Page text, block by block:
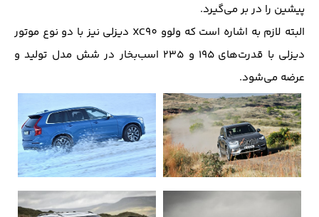
پیشین را در بر می‌گیرد.
البته لازم به اشاره است که ولوو XC90 دیزلی نیز با دو نوع موتور
دیزلی با قدرت‌‌های ۱۹۵ و ۲۳۵ اسب‌بخار در شش مدل تولید و
عرضه می‌شود.